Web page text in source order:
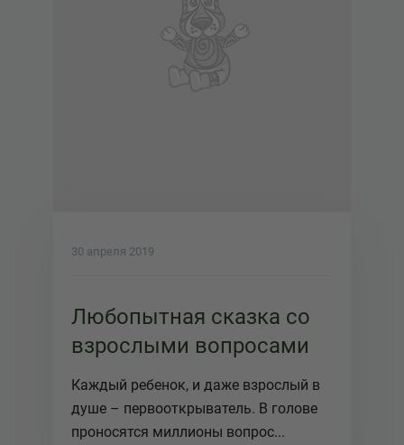
30 апреля 2019
Любопытная сказка со
взрослыми вопросами
Каждый ребенок, и даже взрослый в
душе – первооткрыватель. В голове
проносятся миллионы вопрос...